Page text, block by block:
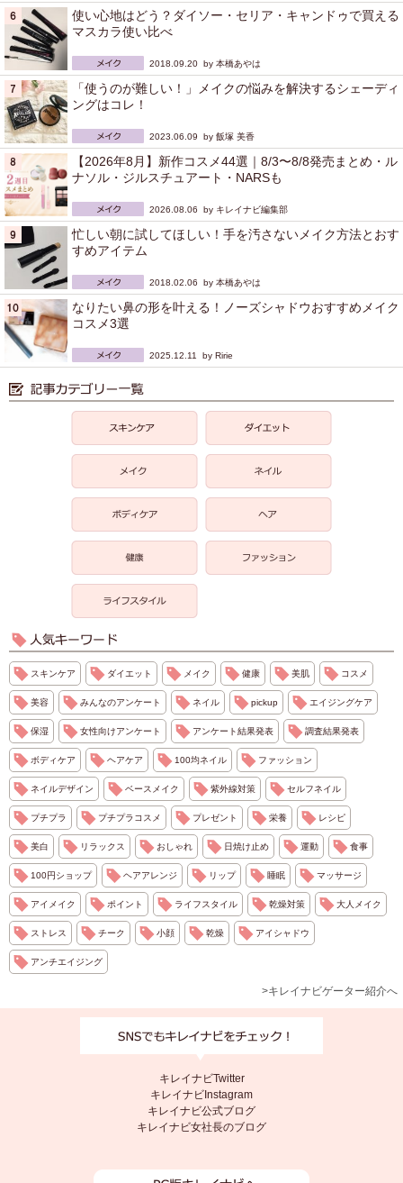
使い心地はどう？ダイソー・セリア・キャンドゥで買える
マスカラ使い比べ
2018.09.20 by 本橋あやは
「使うのが難しい！」メイクの悩みを解決するシェーディ
ングはコレ！
2023.06.09 by 飯塚 美香
【2026年8月】新作コスメ44選｜8/3〜8/8発売まとめ・ル
ナソル・ジルスチュアート・NARSも
2026.08.06 by キレイナビ編集部
忙しい朝に試してほしい！手を汚さないメイク方法とおす
すめアイテム
2018.02.06 by 本橋あやは
なりたい鼻の形を叶える！ノーズシャドウおすすめメイク
コスメ3選
2025.12.11 by Ririe
スキンケア ダイエット メイク 健康 美肌 コスメ
美容 みんなのアンケート ネイル pickup エイジングケア
保湿 女性向けアンケート アンケート結果発表 調査結果発表
ボディケア ヘアケア 100均ネイル ファッション
ネイルデザイン ベースメイク 紫外線対策 セルフネイル
プチプラ プチプラコスメ プレゼント 栄養 レシピ
美白 リラックス おしゃれ 日焼け止め 運動 食事
100円ショップ ヘアアレンジ リップ 睡眠 マッサージ
アイメイク ポイント ライフスタイル 乾燥対策 大人メイク
ストレス チーク 小顔 乾燥 アイシャドウ
アンチエイジング
>キレイナビゲーター紹介へ
キレイナビTwitter
キレイナビInstagram
キレイナビ公式ブログ
キレイナビ女社長のブログ